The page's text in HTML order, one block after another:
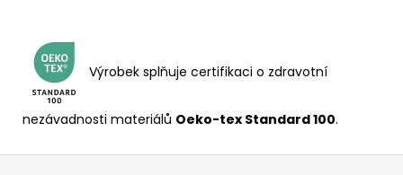
Výrobek splňuje certifikaci o zdravotní
nezávadnosti materiálů Oeko-tex Standard 100.
Z